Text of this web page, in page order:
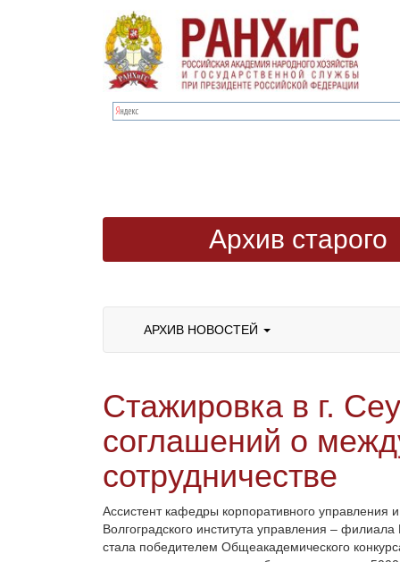
Архив старого
АРХИВ НОВОСТЕЙ
Стажировка в г.
соглашений о
сотрудничестве
Ассистент кафедры корпоративного управления
Волгоградского института управления –
стала победителем Общеакадемического